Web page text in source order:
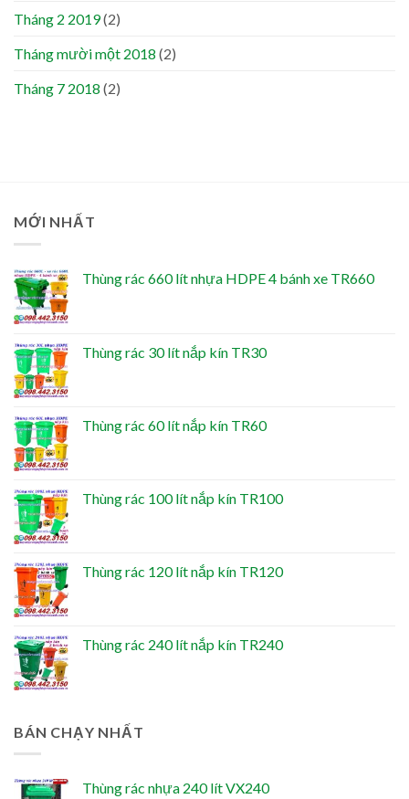
Tháng 2 2019(2)
Tháng mười một 2018 (2)
Tháng 7 2018 (2)
MỚI NHẤT
Thùng rác 660 lít nhựa HDPE 4 bánh xe TR660
Thùng rác 30 lít nắp kín TR30
Thùng rác 60 lít nắp kín TR60
Thùng rác 100 lít nắp kín TR100
Thùng rác 120 lít nắp kín TR120
Thùng rác 240 lít nắp kín TR240
BÁN CHẠY NHẤT
Thùng rác nhựa 240 lít VX240